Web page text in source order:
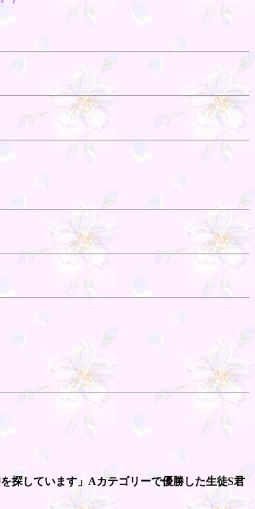
探しています」Aカテゴリーで優勝した生徒S君